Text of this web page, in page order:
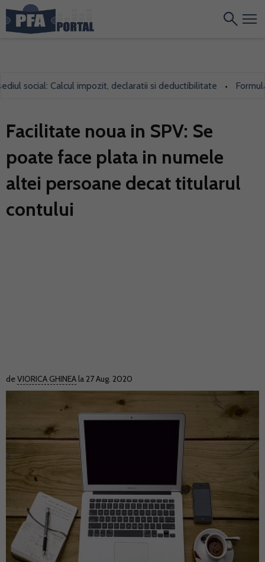
social: Calcul impozit, declaratii si deductibilitate •
Facilitate noua in SPV: Se
poate face plata in numele
altei persoane decat titularul
contului
deVIORICA GHINEA la 27 Aug. 2020